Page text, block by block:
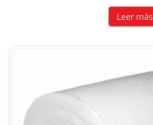
0
out
5
Leer más